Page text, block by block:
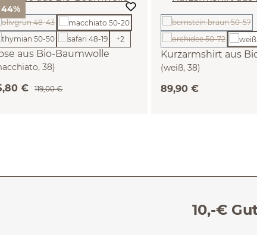
44%
aus Bio-Baumwolle
38)
(Diese Option ist zurzeit nicht verfügbar.)
+2
€ 119,00 €
Kurzarmshirt aus
(weiß, 38)
(Diese Option ist
89,90 €
10,-€